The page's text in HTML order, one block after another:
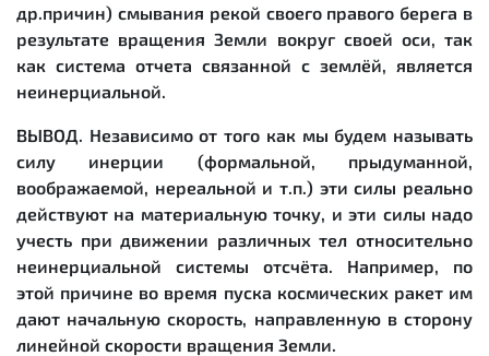
др.причин) смывания рекой своего правого берега в
результате вращения Земли вокруг своей оси, так
как система отчета связанной с землёй, является
неинерциальной.
ВЫВОД. Независимо от того как мы будем называть
силу инерции (формальной, прыдуманной,
воображаемой, нереальной и т.п.) эти силы реально
действуют на материальную точку, и эти силы надо
учесть при движении различных тел относительно
неинерциальной системы отсчёта. Например, по
этой причине во время пуска космических ракет им
дают начальную скорость, направленную в сторону
линейной скорости вращения Земли.